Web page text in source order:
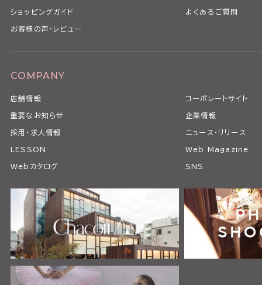
ショッピングガイド よくあるご質問
お客様の声・レビュー
COMPANY
店舗情報 コーポレートサイト
重要なお知らせ 企業情報
採用・求人情報 ニュース・リリース
LESSON Web Magazine
Webカタログ SNS